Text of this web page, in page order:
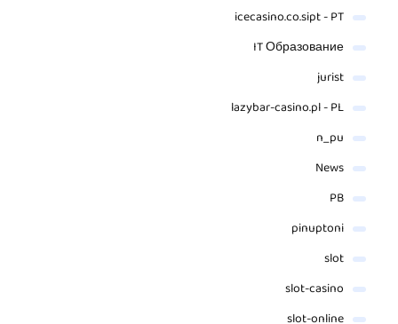
icecasino.co.sipt - PT
IT Образование
jurist
lazybar-casino.pl - PL
n_pu
News
PB
pinuptoni
slot
slot-casino